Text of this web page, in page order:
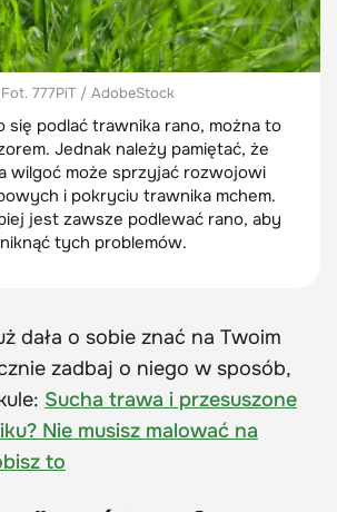
Fot. 777PiT / AdobeStock
się podlać trawnika rano, można to
Jednak należy pamiętać, że
wilgoć może sprzyjać rozwojowi
i pokryciu trawnika mchem.
jest zawsze podlewać rano, aby
tych problemów.
dała o sobie znać na Twoim
zadbaj o niego w sposób,
Sucha trawa i przesuszone
Nie musisz malować na
to